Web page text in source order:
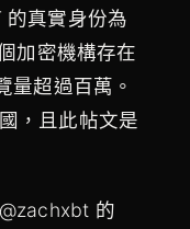
的真實身份為
加密機構存在
量超過百萬。
，且此帖文是
的